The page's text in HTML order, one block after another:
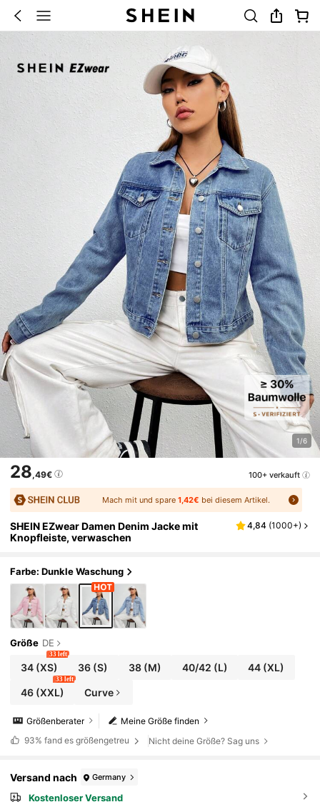
1/6
28,49€ 100+ verkauft
Mach mit und spare1,42€ bei diesem Artikel.
SHEIN EZwear Damen Denim Jacke mit
Knopfleiste, verwaschen
4,84 (1000+)
Farbe: Dunkle Waschung
Größe DE
34(XS)
33 left
36 (S) 38(M) 40/42 (L) 44 (XL)
46(XXL)
33 left
Curve
Meine Größe finden
Größenberater
93% fand es größengetreu Nicht deine Größe? Sag uns
Versand nach Germany
Kostenloser Versand